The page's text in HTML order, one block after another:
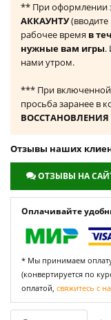
** При оформлении
АККАУНТУ
рабочее время в
нужные вам игры.
нами утром.
*** При включенной
просьба заранее в
ВОССТАНОВЛЕНИЯ
Отзывы наших
ОТЗЫВЫ НА
Оплачивайте
* Мы принимаем
(конвертируется по
оплатой, свяжитесь с